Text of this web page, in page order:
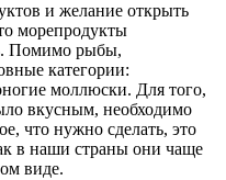
и желание открыть
морепродукты
Помимо рыбы,
категории:
моллюски. Для того,
вкусным, необходимо
что нужно сделать, это
в наши страны они чаще
виде.